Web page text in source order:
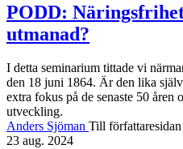
PODD:
utmanad?
I detta seminarium tittade vi
den 18 juni 1864. Är den lika
extra fokus på de senaste 50 åren
utveckling.
Anders Sjöman Till författaresidan
23 aug. 2024